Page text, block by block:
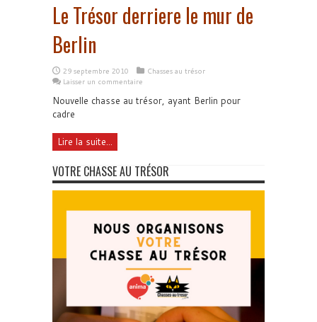
Le Trésor derriere le mur de
Berlin
29 septembre 2010
Chasses au trésor
Laisser un commentaire
Nouvelle chasse au trésor, ayant Berlin pour
cadre
Lire la suite...
VOTRE CHASSE AU TRÉSOR